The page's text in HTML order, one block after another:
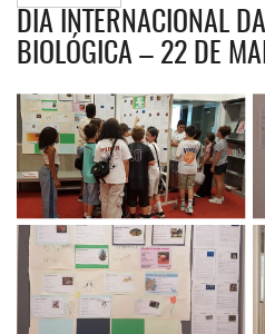
DIA INTERNACIONAL
BIOLÓGICA – 22 DE